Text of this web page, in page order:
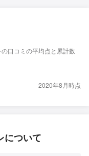
口コミの平均点と累計数
2020年8月時点
について